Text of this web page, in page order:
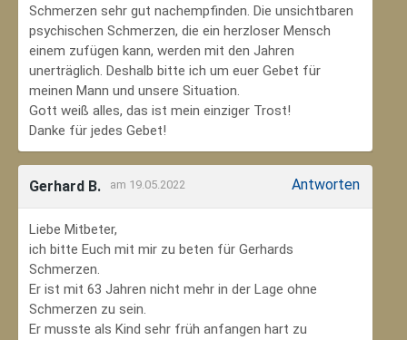
Schmerzen sehr gut nachempfinden. Die unsichtbaren
psychischen Schmerzen, die ein herzloser Mensch
einem zufügen kann, werden mit den Jahren
unerträglich. Deshalb bitte ich um euer Gebet für
meinen Mann und unsere Situation.
Gott weiß alles, das ist mein einziger Trost!
Danke für jedes Gebet!
Gerhard B. am 19.05.2022 Antworten
Liebe Mitbeter,
ich bitte Euch mit mir zu beten für Gerhards
Schmerzen.
Er ist mit 63 Jahren nicht mehr in der Lage ohne
Schmerzen zu sein.
Er musste als Kind sehr früh anfangen hart zu